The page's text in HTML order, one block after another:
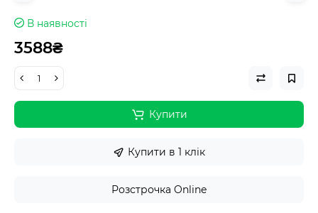
В наявності
3588₴
Купити
Купити в 1 клік
Розстрочка Online